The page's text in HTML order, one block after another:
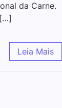
da Carne.
Leia Mais